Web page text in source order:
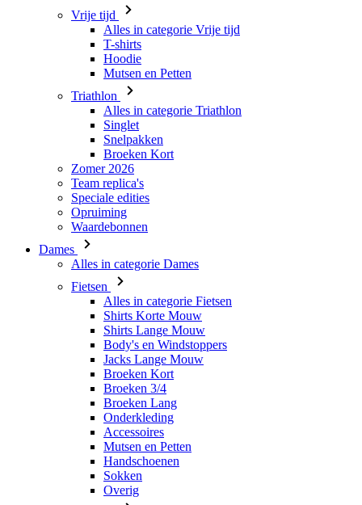
Vrije tijd
Alles in categorie Vrije tijd
T-shirts
Hoodie
Mutsen en Petten
Triathlon
Alles in categorie Triathlon
Singlet
Snelpakken
Broeken Kort
Zomer 2026
Team replica's
Speciale edities
Opruiming
Waardebonnen
Dames
Alles in categorie Dames
Fietsen
Alles in categorie Fietsen
Shirts Korte Mouw
Shirts Lange Mouw
Body's en Windstoppers
Jacks Lange Mouw
Broeken Kort
Broeken 3/4
Broeken Lang
Onderkleding
Accessoires
Mutsen en Petten
Handschoenen
Sokken
Overig